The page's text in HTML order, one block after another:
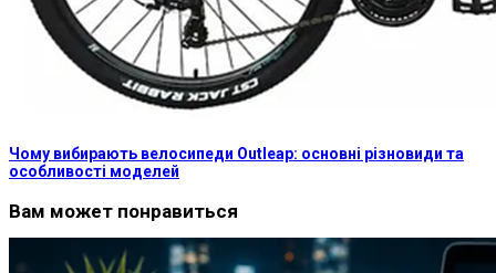
Чому вибирають велосипеди Outleap: основні різновиди та
особливості моделей
Вам может понравиться